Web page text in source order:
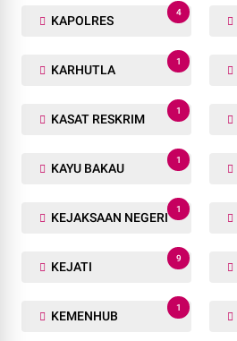
KAPOLRES
4
KARHUTLA
1
KASAT RESKRIM
1
KAYU BAKAU
1
KEJAKSAAN NEGERI
1
KEJATI
9
KEMENHUB
1